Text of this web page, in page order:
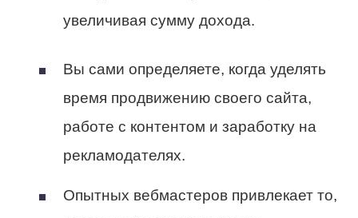
увеличивая сумму дохода.
Вы сами определяете, когда уделять
время продвижению своего сайта,
работе с контентом и заработку на
рекламодателях.
Опытных вебмастеров привлекает то,